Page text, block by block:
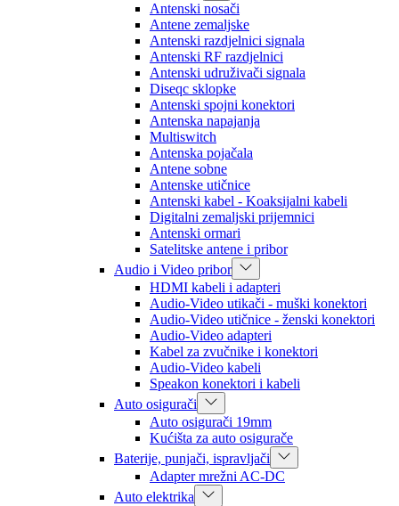
Antenski nosači
Antene zemaljske
Antenski razdjelnici signala
Antenski RF razdjelnici
Antenski udruživači signala
Diseqc sklopke
Antenski spojni konektori
Antenska napajanja
Multiswitch
Antenska pojačala
Antene sobne
Antenske utičnice
Antenski kabel - Koaksijalni kabeli
Digitalni zemaljski prijemnici
Antenski ormari
Satelitske antene i pribor
Audio i Video pribor
HDMI kabeli i adapteri
Audio-Video utikači - muški konektori
Audio-Video utičnice - ženski konektori
Audio-Video adapteri
Kabel za zvučnike i konektori
Audio-Video kabeli
Speakon konektori i kabeli
Auto osigurači
Auto osigurači 19mm
Kućišta za auto osigurače
Baterije, punjači, ispravljači
Adapter mrežni AC-DC
Auto elektrika